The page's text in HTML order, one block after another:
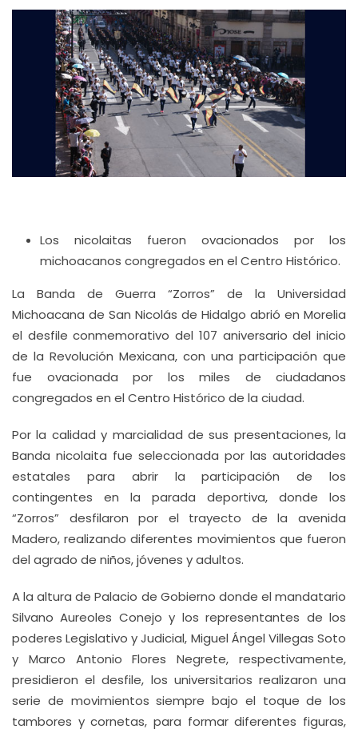
Los nicolaitas fueron ovacionados por los
michoacanos congregados en el Centro Histórico.
La Banda de Guerra “Zorros” de la Universidad
Michoacana de San Nicolás de Hidalgo abrió en Morelia
el desfile conmemorativo del 107 aniversario del inicio
de la Revolución Mexicana, con una participación que
fue ovacionada por los miles de ciudadanos
congregados en el Centro Histórico de la ciudad.
Por la calidad y marcialidad de sus presentaciones, la
Banda nicolaita fue seleccionada por las autoridades
estatales para abrir la participación de los
contingentes en la parada deportiva, donde los
“Zorros” desfilaron por el trayecto de la avenida
Madero, realizando diferentes movimientos que fueron
del agrado de niños, jóvenes y adultos.
A la altura de Palacio de Gobierno donde el mandatario
Silvano Aureoles Conejo y los representantes de los
poderes Legislativo y Judicial, Miguel Ángel Villegas Soto
y Marco Antonio Flores Negrete, respectivamente,
presidieron el desfile, los universitarios realizaron una
serie de movimientos siempre bajo el toque de los
tambores y cornetas, para formar diferentes figuras,